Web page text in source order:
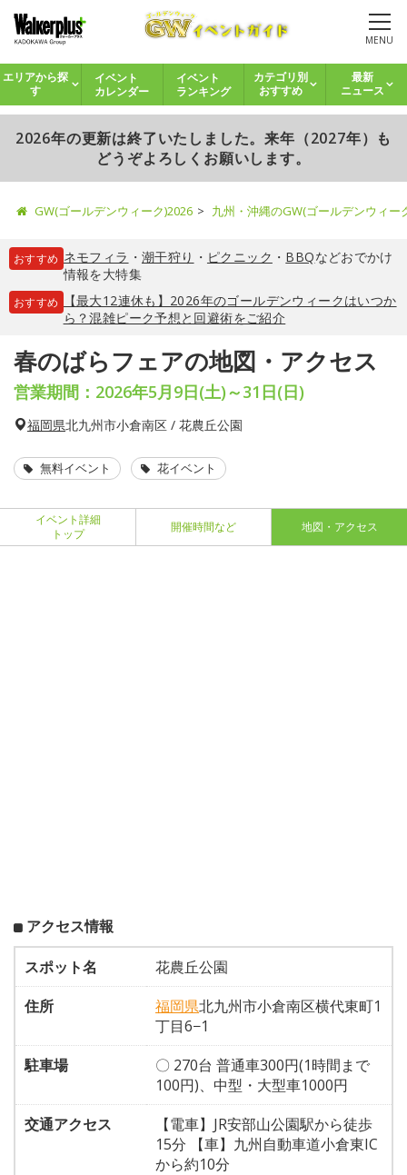
MENU
エリアから探
す
イベント
カレンダー
イベント
ランキング
カテゴリ別
おすすめ
最新
ニュース
2026年の更新は終了いたしました。来年（2027年）も
どうぞよろしくお願いします。
GW(ゴールデンウィーク)2026 九州・沖縄のGW(ゴールデンウィ
おすすめ ネモフィラ ・ 潮干狩り ・ ピクニック ・ BBQなどおでかけ
情報を大特集
おすすめ
【最大12連休も】2026年のゴールデンウィークはいつか
ら？混雑ピーク予想と回避術をご紹介
春のばらフェアの地図・アクセス
営業期間：2026年5月9日(土)～31日(日)
福岡県北九州市小倉南区 / 花農丘公園
無料イベント 花イベント
イベント詳細
トップ
開催時間など 地図・アクセス
アクセス情報
スポット名
花農丘公園
住所
福岡県北九州市小倉南区横代東町1
丁目6−1
駐車場
〇 270台 普通車300円(1時間まで
100円)、中型・大型車1000円
交通アクセス
【電車】JR安部山公園駅から徒歩
15分 【車】九州自動車道小倉東IC
から約10分